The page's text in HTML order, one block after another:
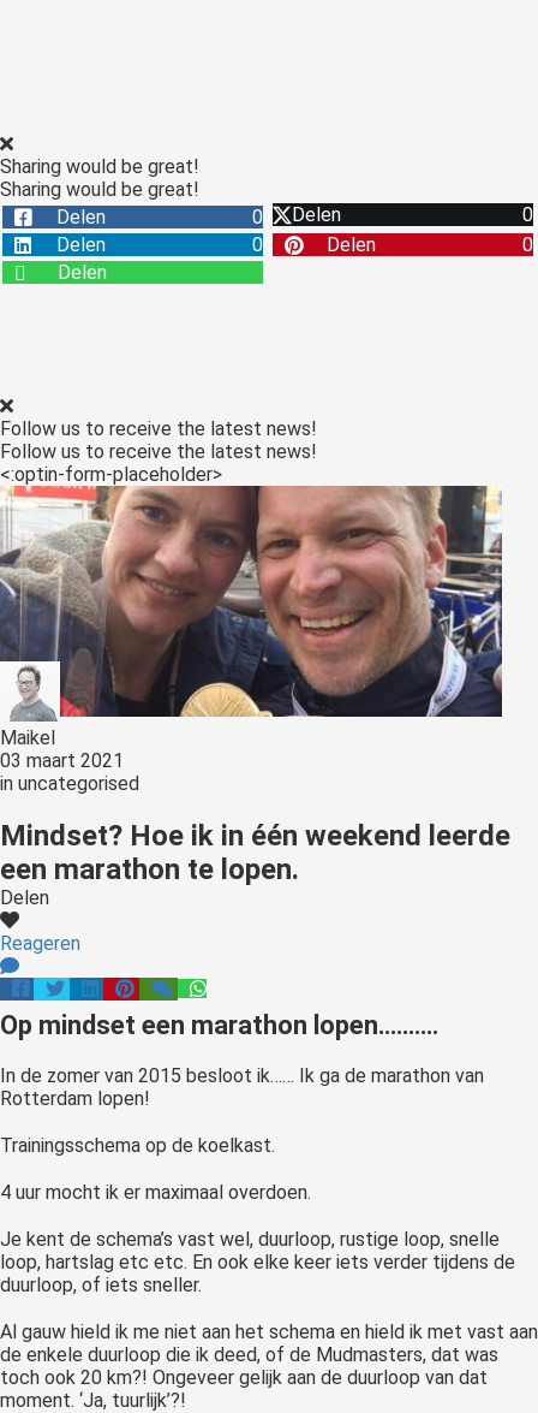
Sharing would be great!
Sharing would be great!
Delen
0 Delen
0
Delen
0 Delen
0
Delen
Follow us to receive the latest news!
Follow us to receive the latest news!
<:optin-form-placeholder>
Maikel
03 maart 2021
in uncategorised
Mindset? Hoe ik in één weekend leerde
een marathon te lopen.
Delen
Reageren
Op mindset een marathon lopen……….
In de zomer van 2015 besloot ik…… Ik ga de marathon van
Rotterdam lopen!
Trainingsschema op de koelkast.
4 uur mocht ik er maximaal overdoen.
Je kent de schema’s vast wel, duurloop, rustige loop, snelle
loop, hartslag etc etc. En ook elke keer iets verder tijdens de
duurloop, of iets sneller.
Al gauw hield ik me niet aan het schema en hield ik met vast aan
de enkele duurloop die ik deed, of de Mudmasters, dat was
toch ook 20 km?! Ongeveer gelijk aan de duurloop van dat
moment. ‘Ja, tuurlijk’?!